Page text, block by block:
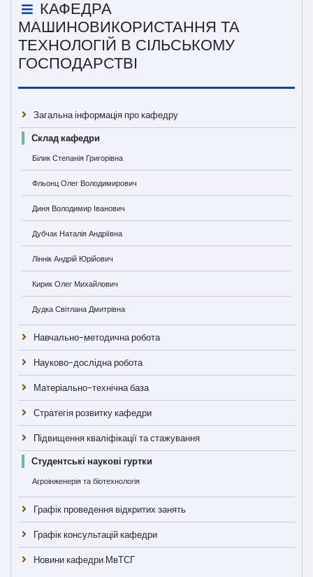
КАФЕДРА
МАШИНОВИКОРИСТАННЯ ТА
ТЕХНОЛОГІЙ В СІЛЬСЬКОМУ
ГОСПОДАРСТВІ
Загальна інформація про кафедру
Склад кафедри
Білик Степанія Григорівна
Фльонц Олег Володимирович
Диня Володимир Іванович
Дубчак Наталія Андріївна
Ліннік Андрій Юрійович
Кирик Олег Михайлович
Дудка Світлана Дмитрівна
Навчально-методична робота
Науково-дослідна робота
Матеріально-технічна база
Стратегія розвитку кафедри
Підвищення кваліфікації та стажування
Студентські наукові гуртки
Агроінженерія та біотехнологія
Графік проведення відкритих занять
Графік консультацій кафедри
Новини кафедри МвТСГ